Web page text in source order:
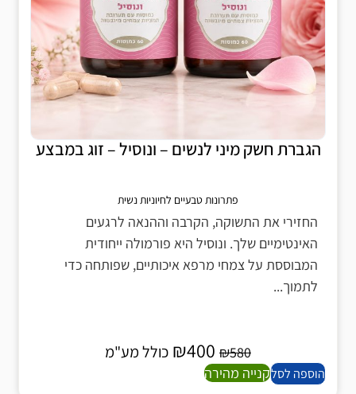
הגברת חשק מיני לנשים – ונוסיל – זוג במבצע
פתרונות טבעיים לחיוניות נשית
החזירי את התשוקה, הקרבה וההנאה לרגעים
האינטימיים שלך. ונוסיל היא פורמולה ייחודית
המבוססת על צמחי מרפא איכותיים, שפותחה כדי
לתמוך...
₪580
₪400 כולל מע"מ
הוספה לסלקנייה מהירה